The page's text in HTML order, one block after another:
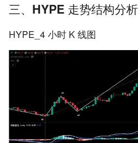
三、HYPE 走势结构分析
HYPE_4 小时 K 线图